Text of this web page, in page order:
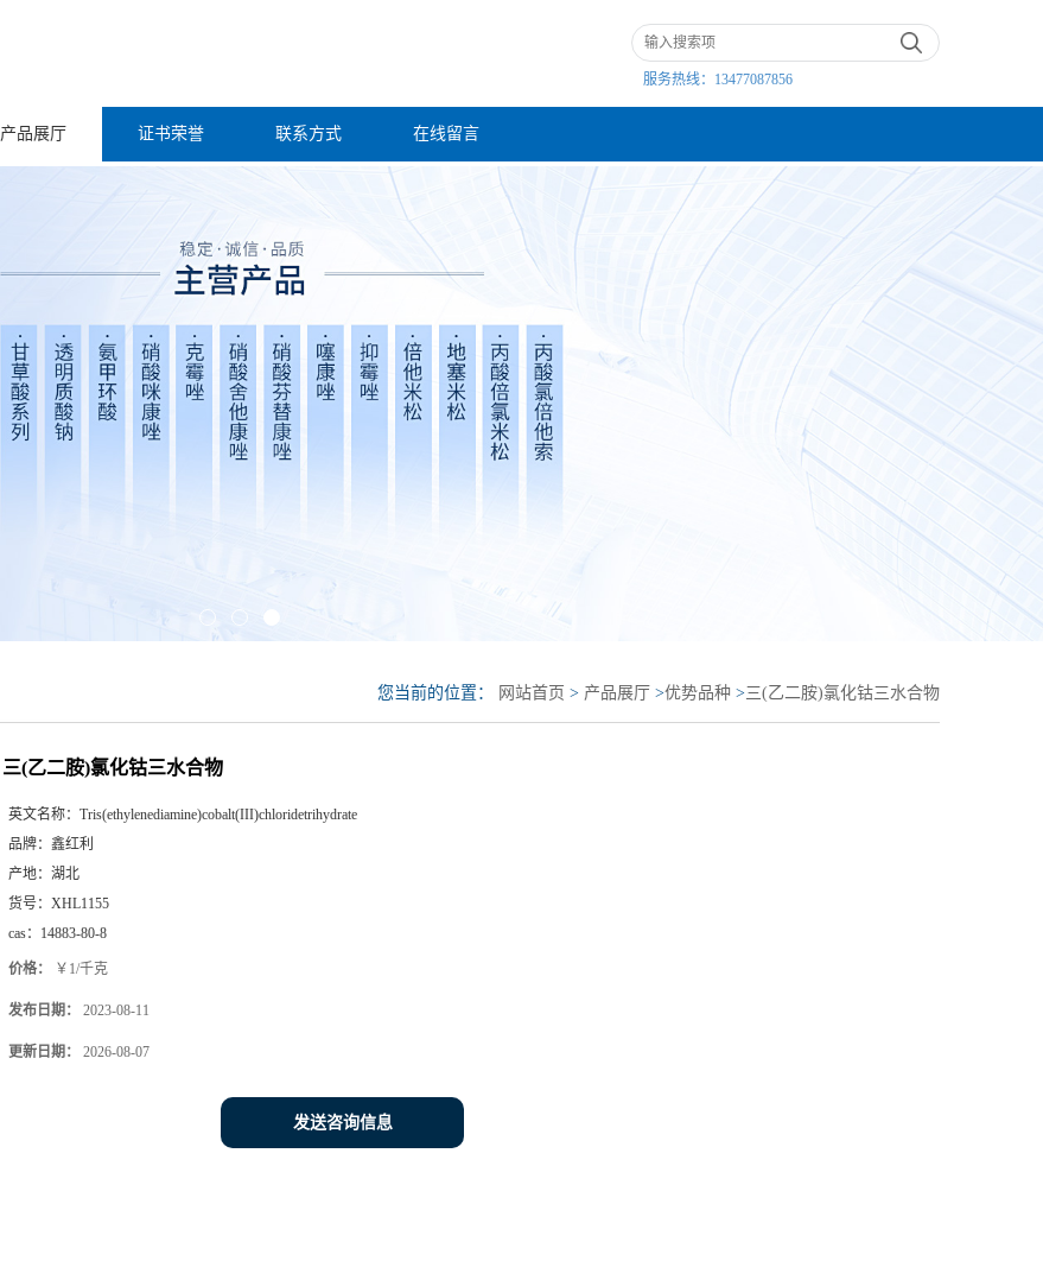
服务热线： 13477087856
产品展厅 证书荣誉 联系方式 在线留言
您当前的位置： 网站首页 > 产品展厅 >优势品种 >三(乙二胺)氯化钴三水合物
三(乙二胺)氯化钴三水合物
英文名称： Tris(ethylenediamine)cobalt(III)chloridetrihydrate
品牌： 鑫红利
产地： 湖北
货号： XHL1155
cas： 14883-80-8
价格： ￥1/千克
发布日期： 2023-08-11
更新日期： 2026-08-07
发送咨询信息